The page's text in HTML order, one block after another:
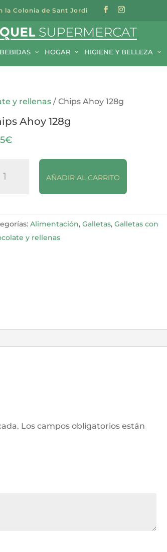
la Colonia de Sant Jordi
BEBIDAS HOGAR HIGIENE Y BELLEZA
y rellenas / Chips Ahoy 128g
Ahoy 128g
€
AÑADIR AL CARRITO
Alimentación,Galletas,Galletas con
y rellenas
Los campos obligatorios están